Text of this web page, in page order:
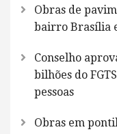
Obras de
bairro Brasília
Conselho
bilhões do
pessoas
Obras em